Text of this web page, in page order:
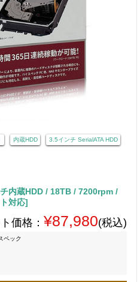
内蔵HDD 3.5インチ SerialATA HDD
内蔵HDD / 18TB / 7200rpm /
対応]
価格： ¥87,980(税込)
ペック